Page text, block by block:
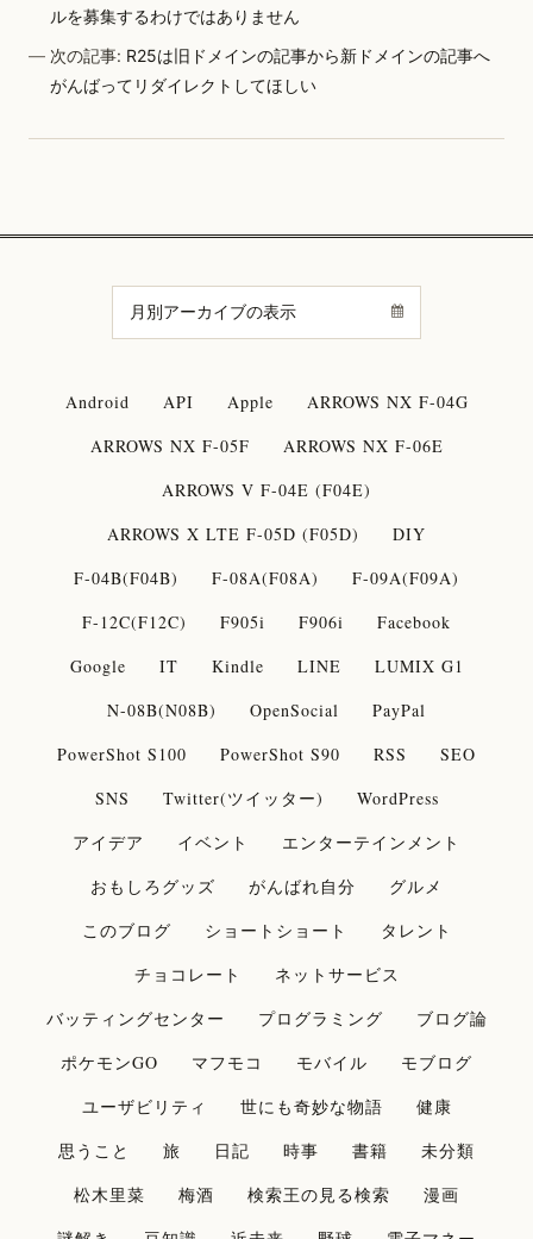
ルを募集するわけではありません
次の記事: R25は旧ドメインの記事から新ドメインの記事へ
がんばってリダイレクトしてほしい
Android API Apple
ARROWS NX F-04G
ARROWS NX F-05F
ARROWS NX F-06E
ARROWS V F-04E (F04E)
ARROWS X LTE F-05D (F05D)
DIY
F-04B(F04B)
F-08A(F08A)
F-09A(F09A)
F-12C(F12C)
F905i F906i
Facebook
Google
IT Kindle LINE
LUMIX G1
N-08B(N08B)
OpenSocial
PayPal
PowerShot S100
PowerShot S90 RSS
SEO
SNS
Twitter(ツイッター)
WordPress
アイデア
イベント
エンターテインメント
おもしろグッズ
がんばれ自分
グルメ
このブログ
ショートショート
タレント
チョコレート
ネットサービス
バッティングセンター
プログラミング
ブログ論
ポケモンGO
マフモコ モバイル
モブログ
ユーザビリティ
世にも奇妙な物語
健康
思うこと
旅 日記 時事 書籍
未分類
松木里菜
梅酒 検索王の見る検索
漫画